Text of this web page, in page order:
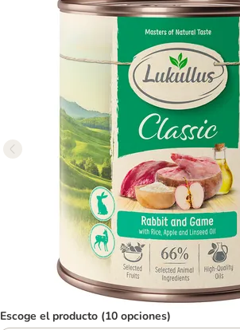
Escoge el producto (10 opciones)